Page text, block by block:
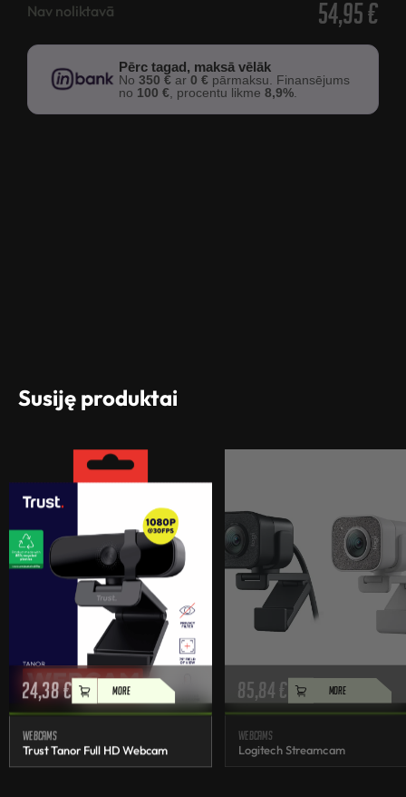
Nav noliktavā 54,95€
Pērc tagad, maksā vēlāk
No350 € ar0 € pārmaksu. Finansējums
no 100 € , procentu likme8,9%
Susiję produktai
24,38€ MORE
Webcams
Trust Tanor Full HD Webcam
85,84€ MORE
Webcams
Logitech Streamcam